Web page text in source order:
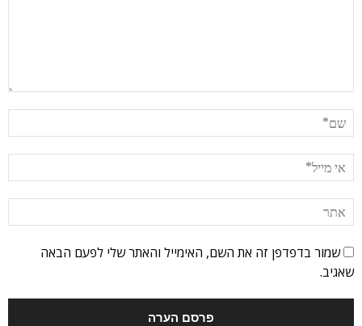
שמור בדפדפן זה את השם, האימייל והאתר שלי לפעם הבאה
שאגיב.